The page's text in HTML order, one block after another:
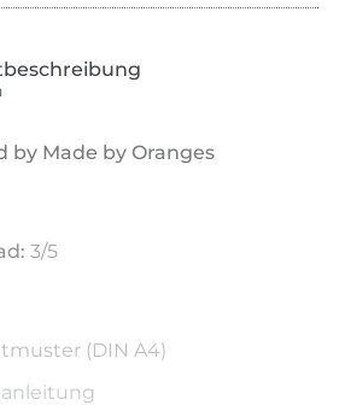
by Made by Oranges
3/5
(DIN A4)